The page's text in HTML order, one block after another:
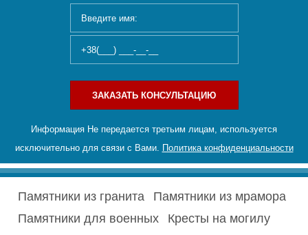
ЗАКАЗАТЬ КОНСУЛЬТАЦИЮ
Информация Не передается третьим лицам, используется
исключительно для связи с Вами. Политика конфиденциальности
Памятники из гранита
Памятники из мрамора
Памятники для военных
Кресты на могилу